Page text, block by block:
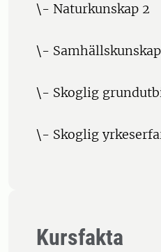
\- Naturkunskap 2
\-
\- Skoglig
\- Skoglig
Kursfakta